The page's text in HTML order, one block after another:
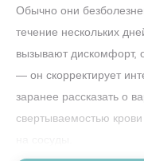
Обычно они
течение нескольких
вызывают дискомфорт,
— он скорректирует
заранее рассказать о
свертываемостью